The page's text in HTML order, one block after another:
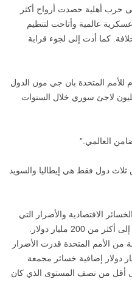
حرب أهلية حصدت أرواح أكثر
عالمية وأتاحت لتنظيم
كما أدت إلى لجوء قرابة
للأمم المتحدة بان جي مون الدول
لاجئ سوري خلال السنوات
العالمي.”
ثلاث دول فقط هي إيطاليا والسويد
الاقتصادية والأضرار التي
لحقت بالبنية التحتية جراء الحرب تصل إلى أكثر من 200 مليار دولار.
من الأمم المتحدة قدرت الأضرار
بنحو 90 مليار دولار مع 169 مليار دولار إضافية خسائر مجمعة
أقل من نصف المستوى الذي كان